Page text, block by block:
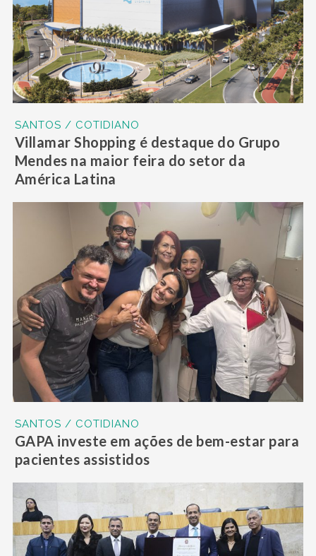
SANTOS / COTIDIANO
Villamar Shopping é destaque do Grupo
Mendes na maior feira do setor da
América Latina
SANTOS / COTIDIANO
GAPA investe em ações de bem-estar para
pacientes assistidos